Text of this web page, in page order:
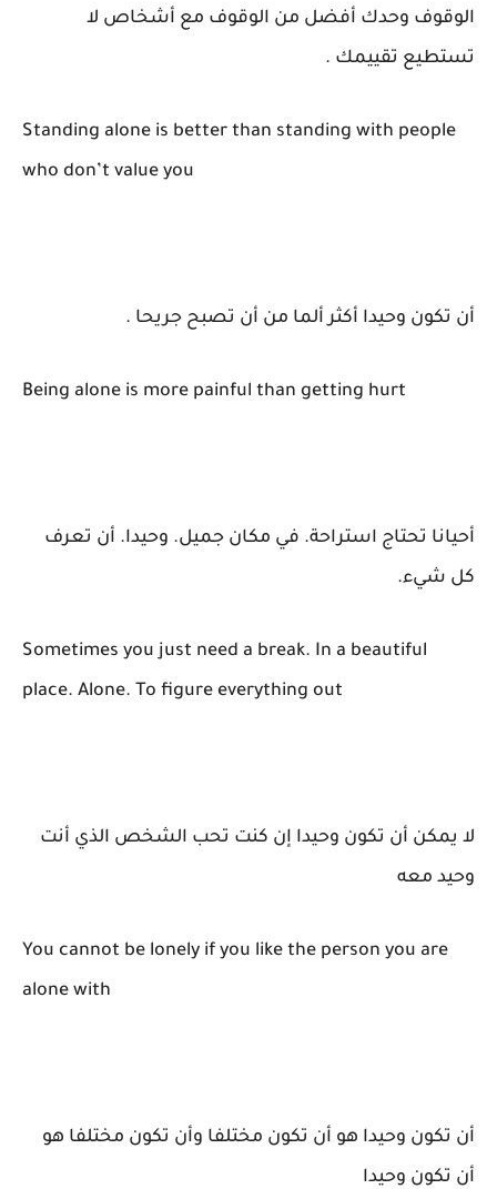
الوقوف وحدك أفضل من الوقوف مع أشخاص لا
تستطيع تقييمك .
Standing alone is better than standing with people
who don’t value you
أن تكون وحيدا أكثر ألما من أن تصبح جريحا .
Being alone is more painful than getting hurt
أحيانا تحتاج استراحة. في مكان جميل. وحيدا. أن تعرف
كل شيء.
Sometimes you just need a break. In a beautiful
place. Alone. To figure everything out
لا يمكن أن تكون وحيدا إن كنت تحب الشخص الذي أنت
وحيد معه
You cannot be lonely if you like the person you are
alone with
أن تكون وحيدا هو أن تكون مختلفا وأن تكون مختلفا هو
أن تكون وحيدا